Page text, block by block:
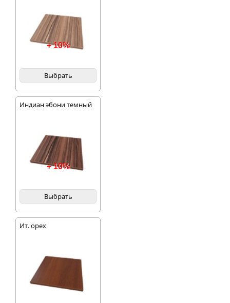
+ 10%
Выбрать
Индиан эбони темный
+ 10%
Выбрать
Ит. орех